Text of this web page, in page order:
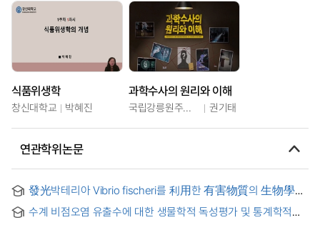
식품위생학
창신대학교 박혜진
과학수사의 원리와 이해
국립강릉원주대학교 권기태
연관학위논문
發光박테리아 Vibrio fischeri를 利用한 有害物質의 生物學的
毒性評價
수계 비점오염 유출수에 대한 생물학적 독성평가 및 통계학적